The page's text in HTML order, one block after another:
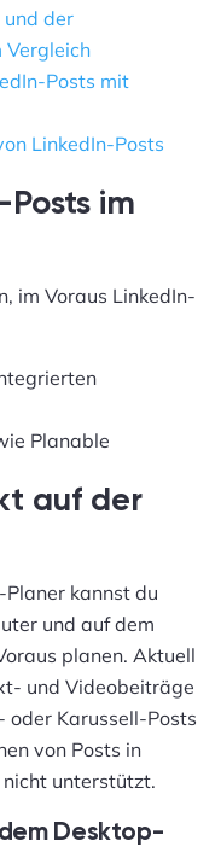
und der
Vergleich
Posts mit
LinkedIn-Posts
im
im Voraus LinkedIn-
Planable
auf der
kannst du
und auf dem
planen. Aktuell
und Videobeiträge
oder Karussell-Posts
von Posts in
unterstützt.
Desktop-